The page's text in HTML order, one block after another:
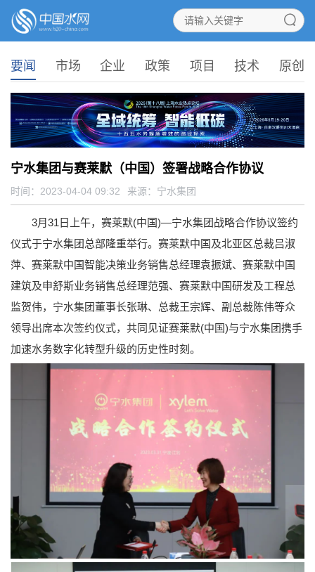
要闻 市场 企业 政策 项目 技术 原创
宁水集团与赛莱默（中国）签署战略合作协议
时间：2023-04-04 09:32 来源： 宁水集团
3月31日上午，赛莱默(中国)—宁水集团战略合作协议签约
仪式于宁水集团总部隆重举行。赛莱默中国及北亚区总裁吕淑
萍、赛莱默中国智能决策业务销售总经理袁振斌、赛莱默中国
建筑及申舒斯业务销售总经理范强、赛莱默中国研发及工程总
监贺伟，宁水集团董事长张琳、总裁王宗辉、副总裁陈伟等众
领导出席本次签约仪式，共同见证赛莱默(中国)与宁水集团携手
加速水务数字化转型升级的历史性时刻。